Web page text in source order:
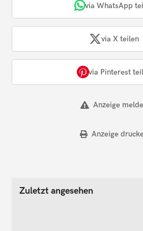
via WhatsApp
via X teilen
via Pinterest
Anzeige
Anzeige
Zuletzt angesehen